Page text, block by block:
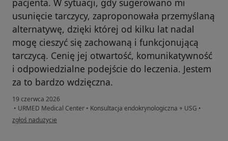
pacjenta. W sytuacji, gdy sugerowano mi
usunięcie tarczycy, zaproponowała przemyślaną
alternatywę, dzięki której od kilku lat nadal
mogę cieszyć się zachowaną i funkcjonującą
tarczycą. Cenię jej otwartość, komunikatywność
i odpowiedzialne podejście do leczenia. Jestem
za to bardzo wdzięczna.
19 czerwca 2026
• URMED Medical Center • Konsultacja endokrynologiczna + USG •
w opinii użytkownika Julia
zgłoś nadużycie